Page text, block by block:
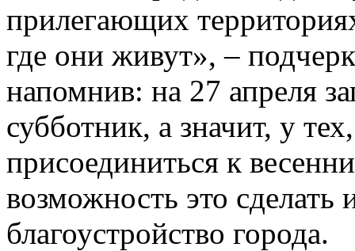
прилегающих
где они живут», –
напомнив: на 27 апреля
субботник, а значит, у
присоединиться к
возможность это сделать
благоустройство города.